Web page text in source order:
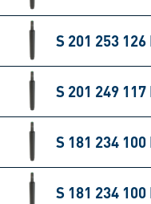
S 201 253 126
S 201 249 117
S 181 234 100
S 181 234 100